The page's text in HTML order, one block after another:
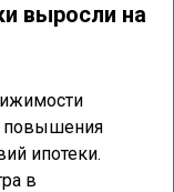
выросли на
повышения
ипотеки.
в